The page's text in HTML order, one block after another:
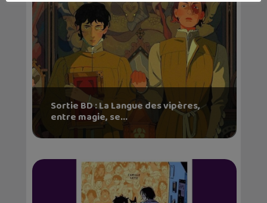
Sortie BD : La Langue des vipères,
entre magie, se...